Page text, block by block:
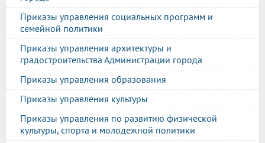
Приказы управления социальных программ и
семейной политики
Приказы управления архитектуры и
градостроительства Администрации города
Приказы управления образования
Приказы управления культуры
Приказы управления по развитию физической
культуры, спорта и молодежной политики